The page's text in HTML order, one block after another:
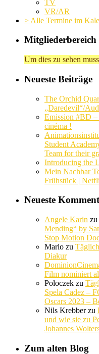
TV
VR/AR
> Alle Termine im
Mitgliederbereich
Um dies zu sehen
Neueste Beiträge
The Orchid
„Daredevil“/
Emission #BD
cinéma !
Student
Team for their
Introducing the
Mein Nachbar
Frühstück |
Neueste
Angele Karin zu
Mending“ by
Stop Motion
Mario zu
Diakur
Film nominiert
Poloczek zu
Spela Cadez –
Oscars 2023 –
Nils Krebberzu
und wie sie zu
Johannes
Zum alten Blog